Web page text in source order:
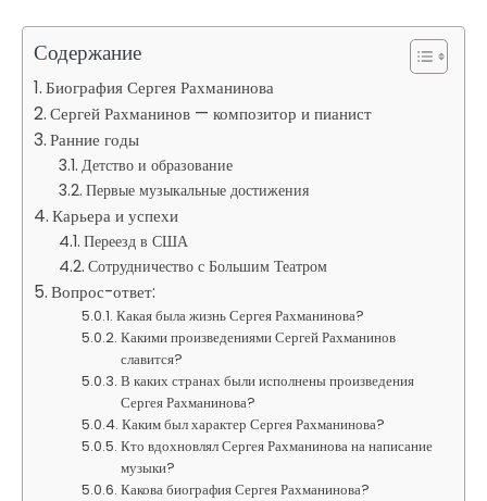
Содержание
Биография Сергея Рахманинова
Сергей Рахманинов — композитор и пианист
Ранние годы
Детство и образование
Первые музыкальные достижения
Карьера и успехи
Переезд в США
Сотрудничество с Большим Театром
Вопрос-ответ:
Какая была жизнь Сергея Рахманинова?
Какими произведениями Сергей Рахманинов
славится?
В каких странах были исполнены произведения
Сергея Рахманинова?
Каким был характер Сергея Рахманинова?
Кто вдохновлял Сергея Рахманинова на написание
музыки?
Какова биография Сергея Рахманинова?